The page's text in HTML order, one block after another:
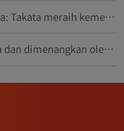
Pria di bawah peringkat kedua: Takata meraih kemenangan - Pertandingan Universitas Teknologi Fukui - Turnamen Terbuka Kendo Mahasiswa
Kategori wanita di bawah dua dan dimenangkan oleh Yasuo Yasutake dari Universitas Kobe Shinwa di Turnamen Terbuka Kendo Mahasiswa